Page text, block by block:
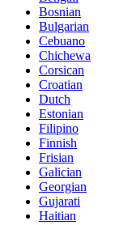
Bosnian
Bulgarian
Cebuano
Chichewa
Corsican
Croatian
Dutch
Estonian
Filipino
Finnish
Frisian
Galician
Georgian
Gujarati
Haitian